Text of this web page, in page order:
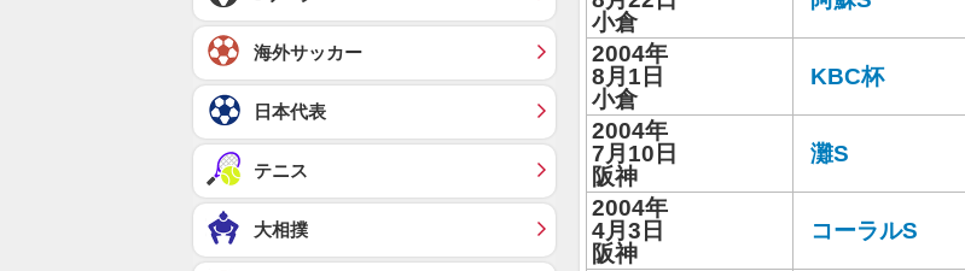
小倉
2004年
8月1日
小倉
KBC杯
2004年
7月10日
阪神
灘S
2004年
4月3日
阪神
コーラルS
海外サッカー
日本代表
テニス
大相撲